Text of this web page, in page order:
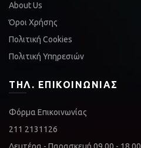
About Us
Όροι Χρήσης
Πολιτική Cookies
Πολιτική Υπηρεσιών
ΤΗΛ. ΕΠΙΚΟΙΝΩΝΊΑΣ
Φόρμα Επικοινωνίας
211 2131126